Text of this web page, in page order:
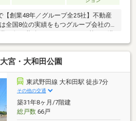
【創業48年／グループ全25社】不動産
全国8位の実績をもつグループ会社の
48年の蓄積されたノウハウを基にご購
買替え全てをサポート致します■東宝
フターサポート専門のグループ会社。
ー（FP資格）が住まいの問題点や暮ら
します■東宝ハウスフィナンシャル不
住信SBIネット銀行支店。金利と保障
オリジナル提携住宅ローンをお届けし
ンダー東宝ハウス独自開発のライフシ
ソフト。ローン完済までの家計収支を
来のリスクや不安を対策します
宮・大和田公園
東武野田線 大和田駅 徒歩7分
その他の交通
築31年8ヶ月/7階建
総戸数66戸